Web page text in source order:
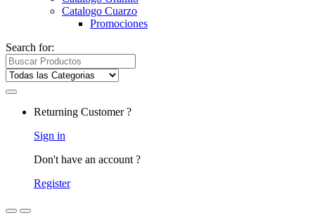
Catalogo Cuarzo
Promociones
Search for:
Returning Customer ?
Sign in
Don't have an account ?
Register